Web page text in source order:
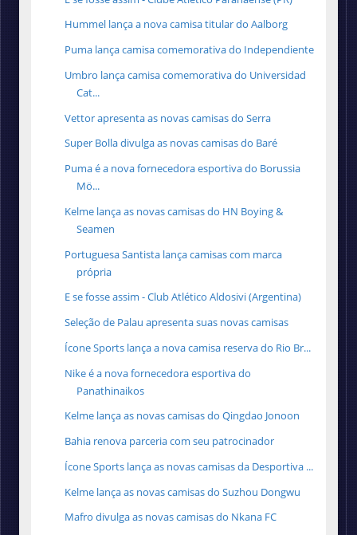
Hummel lança a nova camisa titular do Aalborg
Puma lança camisa comemorativa do Independiente
Umbro lança camisa comemorativa do Universidad
Cat...
Vettor apresenta as novas camisas do Serra
Super Bolla divulga as novas camisas do Baré
Puma é a nova fornecedora esportiva do Borussia
Mö...
Kelme lança as novas camisas do HN Boying &
Seamen
Portuguesa Santista lança camisas com marca
própria
E se fosse assim - Club Atlético Aldosivi (Argentina)
Seleção de Palau apresenta suas novas camisas
Ícone Sports lança a nova camisa reserva do Rio Br...
Nike é a nova fornecedora esportiva do
Panathinaikos
Kelme lança as novas camisas do Qingdao Jonoon
Bahia renova parceria com seu patrocinador
Ícone Sports lança as novas camisas da Desportiva ...
Kelme lança as novas camisas do Suzhou Dongwu
Mafro divulga as novas camisas do Nkana FC